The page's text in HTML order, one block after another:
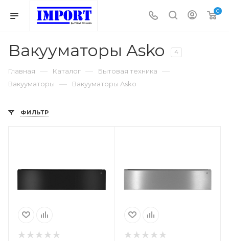
0
Вакууматоры Asko 4
Главная — Каталог — Бытовая техника —
Вакууматоры — Вакууматоры Asko
ФИЛЬТР